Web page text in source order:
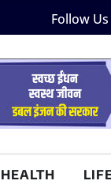
Follow Us
HEALTH